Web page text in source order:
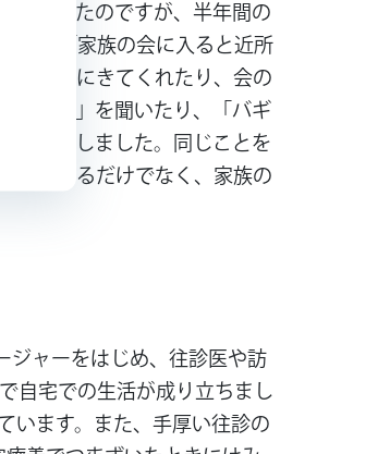
なかったのですが、半年間の
が、「家族の会に入ると近所
に会いにきてくれたり、会の
気持ち」を聞いたり、「バギ
いたりしました。同じことを
参加するだけでなく、家族の
ジャーをはじめ、往診医や訪
自宅での生活が成り立ちまし
います。また、手厚い往診の